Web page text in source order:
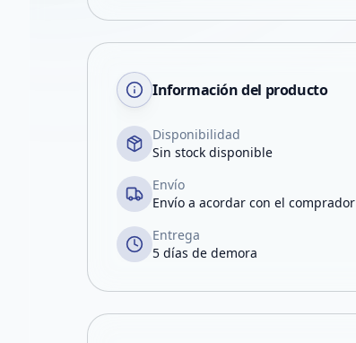
Información del producto
Disponibilidad
Sin stock disponible
Envío
Envío a acordar con el comprador
Entrega
5 días de demora